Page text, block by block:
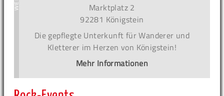
Marktplatz 2
92281 Königstein
Die gepflegte Unterkunft für Wanderer und
Kletterer im Herzen von Königstein!
Mehr Informationen